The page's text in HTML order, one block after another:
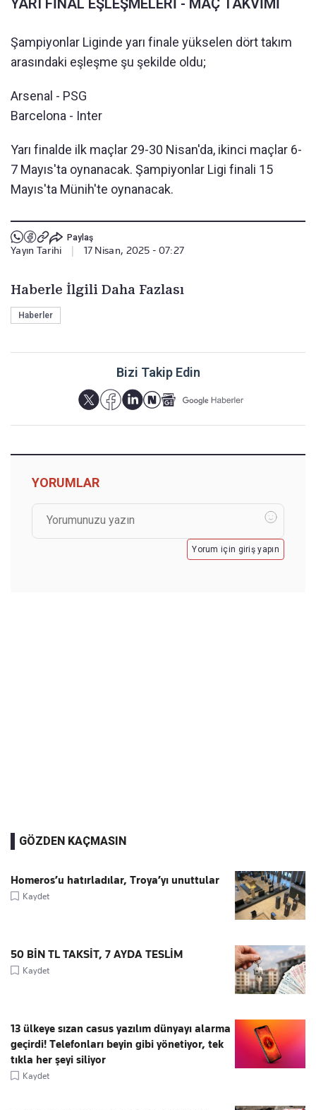
Şampiyonlar Liginde yarı finale yükselen dört takım
arasındaki eşleşme şu şekilde oldu;
Arsenal - PSG
Barcelona - Inter
Yarı finalde ilk maçlar 29-30 Nisan'da, ikinci maçlar 6-
7 Mayıs'ta oynanacak. Şampiyonlar Ligi finali 15
Mayıs'ta Münih'te oynanacak.
Paylaş
Yayın Tarihi 17 Nisan, 2025 - 07:27
Haberle İlgili Daha Fazlası
Haberler
Bizi Takip Edin
YORUMLAR
Yorum için giriş yapın
GÖZDEN KAÇMASIN
Homeros’u hatırladılar, Troya’yı unuttular
Kaydet
50 BİN TL TAKSİT, 7 AYDA TESLİM
Kaydet
13 ülkeye sızan casus yazılım dünyayı alarma
geçirdi! Telefonları beyin gibi yönetiyor, tek
tıkla her şeyi siliyor
Kaydet